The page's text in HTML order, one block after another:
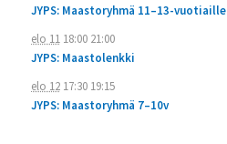
JYPS: Maastoryhmä 11–13-vuotiaille
elo 1118:00 21:00
JYPS: Maastolenkki
elo 1217:30 19:15
JYPS: Maastoryhmä 7–10v